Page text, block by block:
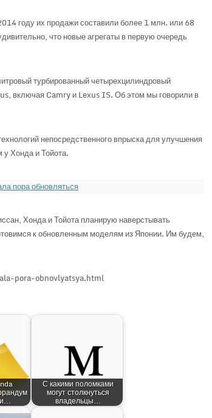
году их продажи составили более 1 млн. или 68
что новые агрегаты в первую очередь
турбированный четырехцилиндровый
включая Camry и Lexus IS. Об этом мы говорили в
непосредственного впрыска для улучшения
Хонда и Тойота.
Хонда и Тойота планирую наверстывать
к обновленным моделям из Японии. Им будем,
pora-obnovlyatsya.html
С какими поломками
могут столкнуться
владельцы…